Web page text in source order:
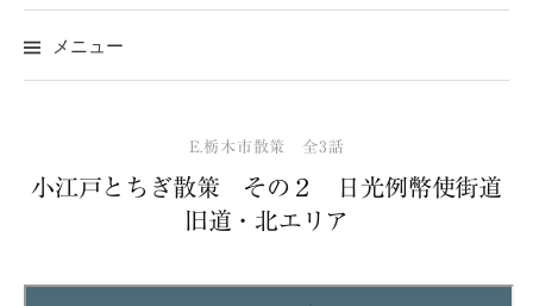
ッ
プ メニュー
E.栃木市散策 全3話
小江戸とちぎ散策 その２ 日光例幣使街道
旧道・北エリア